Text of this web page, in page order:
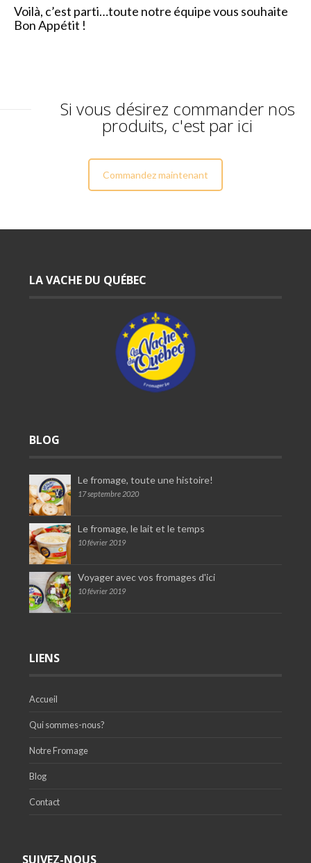
Voilà, c’est parti…toute notre équipe vous souhaite
Bon Appétit !
Si vous désirez commander nos
produits, c'est par ici
Commandez maintenant
LA VACHE DU QUÉBEC
BLOG
Le fromage, toute une histoire!
17 septembre 2020
Le fromage, le lait et le temps
10 février 2019
Voyager avec vos fromages d'ici
10 février 2019
LIENS
Accueil
Qui sommes-nous?
Notre Fromage
Blog
Contact
SUIVEZ-NOUS